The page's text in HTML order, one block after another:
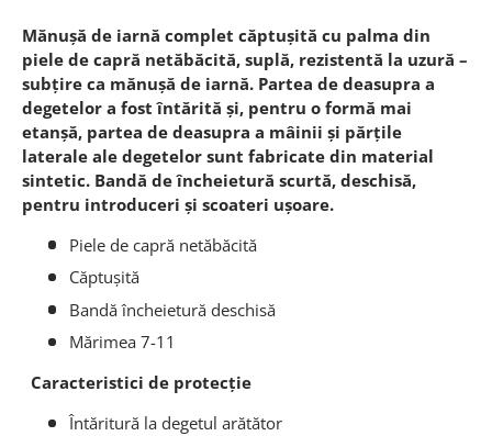
Mănușă de iarnă complet căptușită cu palma din
piele de capră netăbăcită, suplă, rezistentă la uzură –
subțire ca mănușă de iarnă. Partea de deasupra a
degetelor a fost întărită și, pentru o formă mai
etanșă, partea de deasupra a mâinii și părțile
laterale ale degetelor sunt fabricate din material
sintetic. Bandă de încheietură scurtă, deschisă,
pentru introduceri și scoateri ușoare.
Piele de capră netăbăcită
Căptușită
Bandă încheietură deschisă
Mărimea 7-11
Caracteristici de protecție
Întăritură la degetul arătător